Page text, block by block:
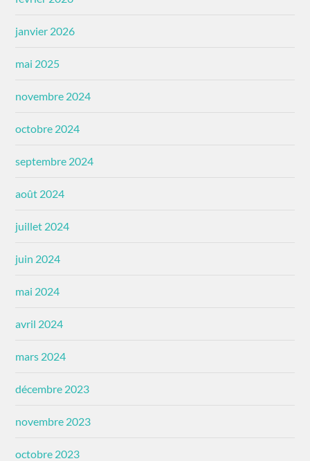
janvier 2026
mai 2025
novembre 2024
octobre 2024
septembre 2024
août 2024
juillet 2024
juin 2024
mai 2024
avril 2024
mars 2024
décembre 2023
novembre 2023
octobre 2023